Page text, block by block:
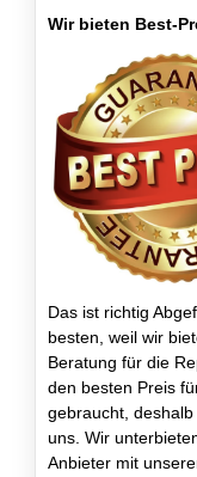
Wir bieten Best-
Das ist richtig
besten, weil wir
Beratung für die
den besten Preis
gebraucht,
uns. Wir
Anbieter mit